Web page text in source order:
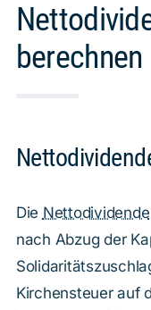
berechnen
Die Nettodividende
nach Abzug der
Kirchensteuer auf